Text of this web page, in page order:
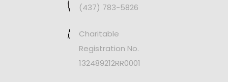
(437) 783-5826
Charitable
Registration No.
132489212RR0001